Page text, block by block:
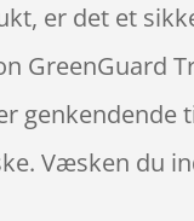
er det et
GreenGuard
genkendende
Væsken du